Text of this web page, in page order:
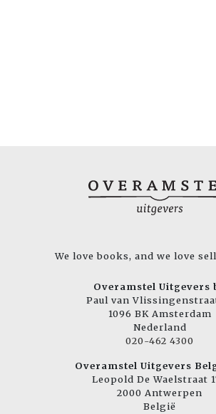
We love books, and we love
Overamstel Uitgevers
Paul van
1096 BK Amsterdam
Nederland
020-462 4300
Overamstel Uitgevers
Leopold De Waelstraat
2000 Antwerpen
België